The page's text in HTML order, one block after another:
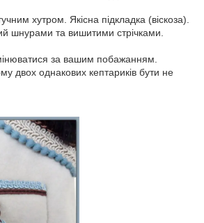
хутром. Якісна підкладка (віскоза).
шнурами та вишитими стрічками.
за вашим побажанням.
двох однакових кептариків бути не